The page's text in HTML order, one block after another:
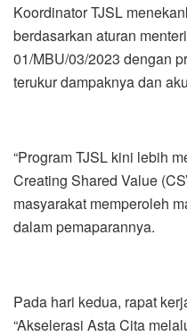
Koordinator TJSL
berdasarkan aturan
01/MBU/03/2023 dengan
terukur dampaknya dan
“Program TJSL kini lebih
Creating Shared Value
masyarakat memperoleh
dalam pemaparannya.
Pada hari kedua, rapat
“Akselerasi Asta Cita